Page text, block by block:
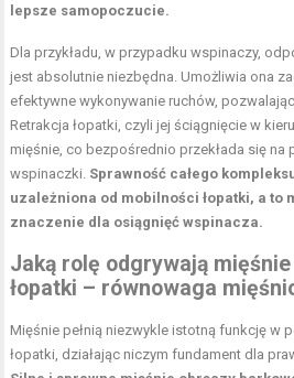
lepsze samopoczucie.
Dla przykładu, w przypadku wspinaczy,
jest absolutnie niezbędna. Umożliwia ona
efektywne wykonywanie ruchów,
Retrakcja łopatki, czyli jej ściągnięcie w
mięśnie, co bezpośrednio przekłada się na
wspinaczki. Sprawność całego
uzależniona od mobilności łopatki, a to
znaczenie dla osiągnięć wspinacza.
Jaką rolę odgrywają
łopatki – równowaga
Mięśnie pełnią niezwykle istotną funkcję w
łopatki, działając niczym fundament dla